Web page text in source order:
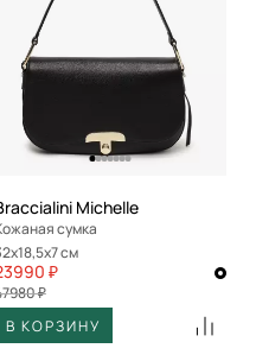
Michelle
Кожаная сумка
32x18,5x7 см
₽
₽
В КОРЗИНУ